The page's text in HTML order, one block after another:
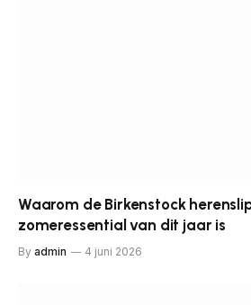
Waarom de Birkenstock
zomeressential van dit jaar is
By admin 4 juni 2026